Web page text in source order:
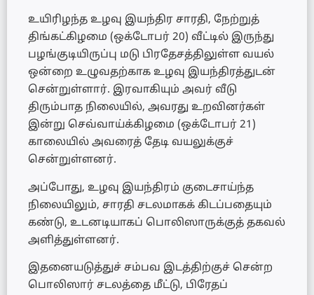
உயிரிழந்த உழவு இயந்திர சாரதி, நேற்றுத்
திங்கட்கிழமை (ஒக்டோபர் 20) வீட்டில் இருந்து
பழங்குடியிருப்பு மடு பிரதேசத்திலுள்ள வயல்
ஒன்றை உழுவதற்காக உழவு இயந்திரத்துடன்
சென்றுள்ளார். இரவாகியும் அவர் வீடு
திரும்பாத நிலையில், அவரது உறவினர்கள்
இன்று செவ்வாய்க்கிழமை (ஒக்டோபர் 21)
காலையில் அவரைத் தேடி வயலுக்குச்
சென்றுள்ளனர்.
அப்போது, உழவு இயந்திரம் குடைசாய்ந்த
நிலையிலும், சாரதி சடலமாகக் கிடப்பதையும்
கண்டு, உடனடியாகப் பொலிஸாருக்குத் தகவல்
அளித்துள்ளனர்.
இதனையடுத்துச் சம்பவ இடத்திற்குச் சென்ற
பொலிஸார் சடலத்தை மீட்டு, பிரேதப்